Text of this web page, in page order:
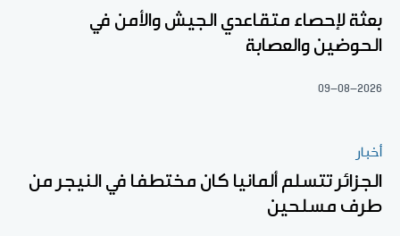
بعثة لإحصاء متقاعدي الجيش والأمن في
الحوضين والعصابة
09-08-2026
أخبار
الجزائر تتسلم ألمانيا كان مختطفا في النيجر من
طرف مسلحين